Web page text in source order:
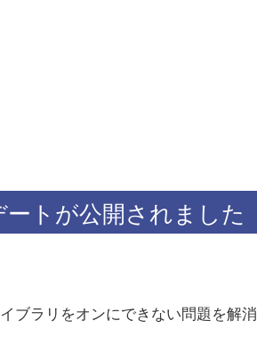
ートが公開されました
ブラリをオンにできない問題を解消